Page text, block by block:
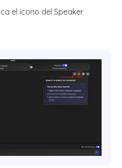
el icono del Speaker